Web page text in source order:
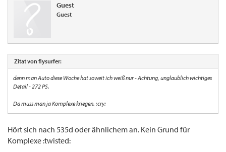
Guest
Guest
Zitat von flysurfer:
denn man Auto diese Woche hat soweit ich weiß nur - Achtung, unglaublich wichtiges
Detail - 272 PS.
Da muss man ja Komplexe kriegen. :cry:
Hört sich nach 535d oder ähnlichem an. Kein Grund für
Komplexe :twisted: